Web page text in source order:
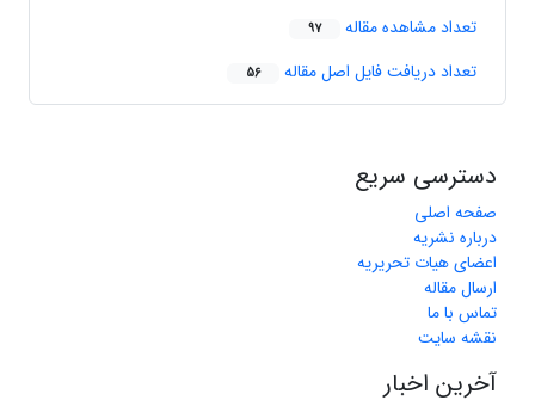
تعداد مشاهده مقاله 97
تعداد دریافت فایل اصل مقاله 56
دسترسی سریع
صفحه اصلی
درباره نشریه
اعضای هیات تحریریه
ارسال مقاله
تماس با ما
نقشه سایت
آخرین اخبار